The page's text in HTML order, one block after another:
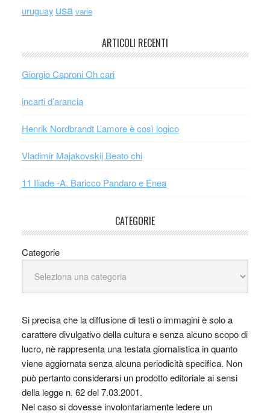
uruguay usa varie
ARTICOLI RECENTI
Giorgio Caproni Oh cari
incarti d’arancia
Henrik Nordbrandt L’amore è così logico
Vladimir Majakovskij Beato chi
11 Iliade -A. Baricco Pandaro e Enea
CATEGORIE
Categorie
Si precisa che la diffusione di testi o immagini è solo a
carattere divulgativo della cultura e senza alcuno scopo di
lucro, nè rappresenta una testata giornalistica in quanto
viene aggiornata senza alcuna periodicità specifica. Non
può pertanto considerarsi un prodotto editoriale ai sensi
della legge n. 62 del 7.03.2001.
Nel caso si dovesse involontariamente ledere un